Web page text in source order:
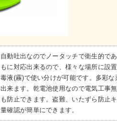
自動吐出なのでノータッチで衛生的で
もに対応出来るので、様々な場所に設
毒液(霧)で使い分けが可能です。多彩
出来ます。乾電池使用なので電気工事
も防止できます。盗難、いたずら防止
量確認が簡単にできます。